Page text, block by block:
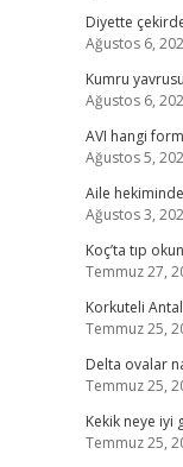
Diyette
Ağustos 6,
Kumru
Ağustos 6,
AVI hangi
Ağustos 5,
Aile
Ağustos 3,
Koç’ta tıp
Temmuz 27,
Korkuteli
Temmuz 25,
Delta ovalar
Temmuz 25,
Kekik neye iyi
Temmuz 25,